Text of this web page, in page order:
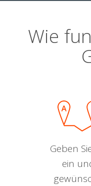
Wie
Geben
ein